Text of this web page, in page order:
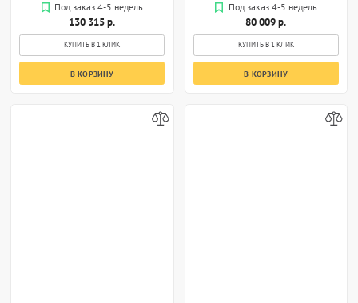
Под заказ 4-5 недель
130 315 р.
КУПИТЬ В 1 КЛИК
В КОРЗИНУ
Под заказ 4-5 недель
80 009 р.
КУПИТЬ В 1 КЛИК
В КОРЗИНУ